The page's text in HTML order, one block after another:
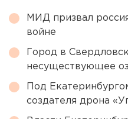
МИД призвал
войне
Город в
несуществующее
Под
создателя дрона